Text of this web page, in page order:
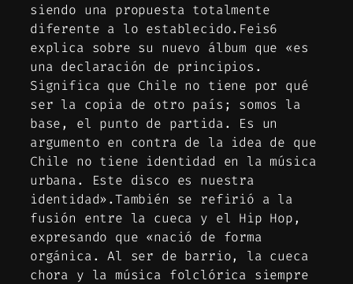
siendo una propuesta totalmente
diferente a lo establecido.Feis6
explica sobre su nuevo álbum que «es
una declaración de principios.
Significa que Chile no tiene por qué
ser la copia de otro país; somos la
base, el punto de partida. Es un
argumento en contra de la idea de que
Chile no tiene identidad en la música
urbana. Este disco es nuestra
identidad».También se refirió a la
fusión entre la cueca y el Hip Hop,
expresando que «nació de forma
orgánica. Al ser de barrio, la cueca
chora y la música folclórica siempre